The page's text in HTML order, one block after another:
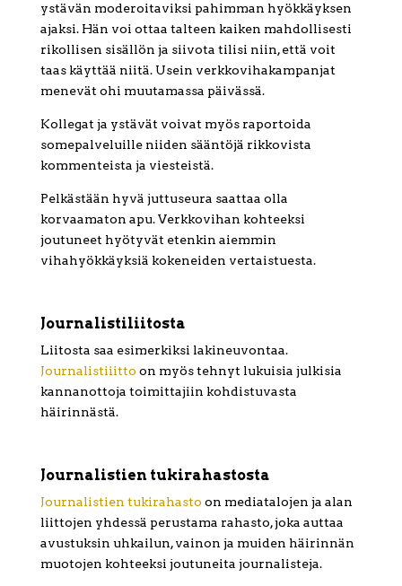
ystävän moderoitaviksi pahimman hyökkäyksen
ajaksi. Hän voi ottaa talteen kaiken mahdollisesti
rikollisen sisällön ja siivota tilisi niin, että voit
taas käyttää niitä. Usein verkkovihakampanjat
menevät ohi muutamassa päivässä.
Kollegat ja ystävät voivat myös raportoida
somepalveluille niiden sääntöjä rikkovista
kommenteista ja viesteistä.
Pelkästään hyvä juttuseura saattaa olla
korvaamaton apu. Verkkovihan kohteeksi
joutuneet hyötyvät etenkin aiemmin
vihahyökkäyksiä kokeneiden vertaistuesta.
Journalistiliitosta
Liitosta saa esimerkiksi lakineuvontaa.
Journalistiiitto on myös tehnyt lukuisia julkisia
kannanottoja toimittajiin kohdistuvasta
häirinnästä.
Journalistien tukirahastosta
Journalistien tukirahasto on mediatalojen ja alan
liittojen yhdessä perustama rahasto, joka auttaa
avustuksin uhkailun, vainon ja muiden häirinnän
muotojen kohteeksi joutuneita journalisteja.